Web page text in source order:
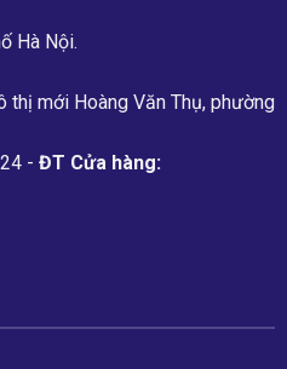
Hà Nội.
mới Hoàng Văn Thụ, phường
- ĐT Cửa hàng: